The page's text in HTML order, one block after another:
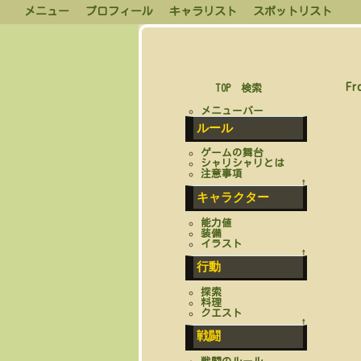
メニュー プロフィール キャラリスト スポットリスト
TOP 検索
メニューバー
ルール
ゲームの舞台
シャリシャリとは
注意事項
↑
キャラクター
能力値
装備
イラスト
↑
行動
探索
料理
クエスト
↑
戦闘